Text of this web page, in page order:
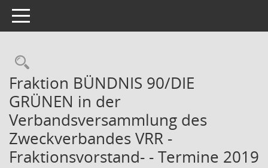
Toggle navigation
Rechercheauswahl
Fraktion BÜNDNIS 90/DIE
GRÜNEN in der
Verbandsversammlung des
Zweckverbandes VRR -
Fraktionsvorstand- - Termine 2019